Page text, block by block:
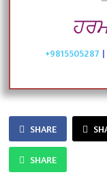
+9815505287 |
SHARE
SHARE